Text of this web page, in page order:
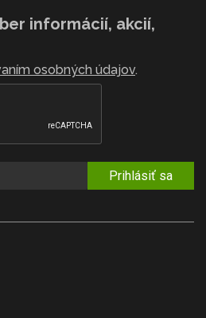
informácií, akcií,
osobných údajov.
Prihlásiť sa